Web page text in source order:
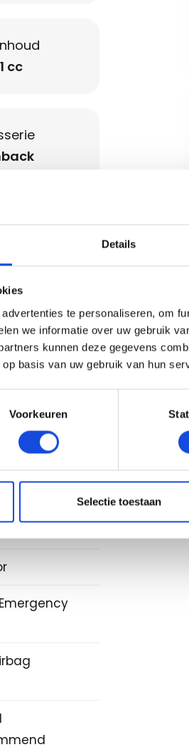
Details
te personaliseren, om
we informatie over uw gebruik
kunnen deze gegevens
basis van uw gebruik van hun
Voorkeuren
Selectie toestaan
cc
Android
19"